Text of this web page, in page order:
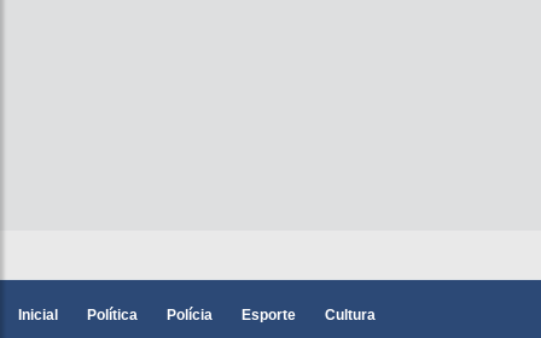
Inicial Política Polícia Esporte Cultura